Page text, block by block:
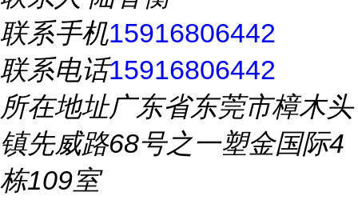
联系手机15916806442
联系电话15916806442
所在地址广东省东莞市樟木头
镇先威路68号之一塑金国际4
栋109室